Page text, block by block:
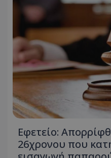
Εφετείο:
26χρονου που